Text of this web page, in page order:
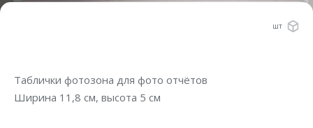
шт
Таблички фотозона для фото отчётов
Ширина 11,8 см, высота 5 см